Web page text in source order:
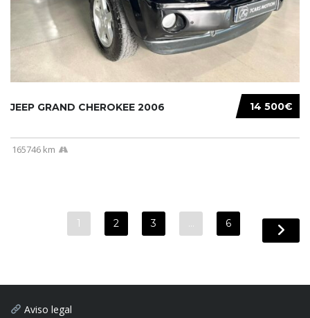
14 500€
JEEP GRAND CHEROKEE 2006
165746 km
1 2 3 … 6
Aviso legal